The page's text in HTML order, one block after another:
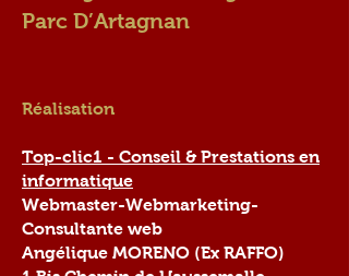
Parc D’Artagnan
Réalisation
Top-clic1 - Conseil & Prestations en
informatique
Webmaster-Webmarketing-
Consultante web
Angélique MORENO (Ex RAFFO)